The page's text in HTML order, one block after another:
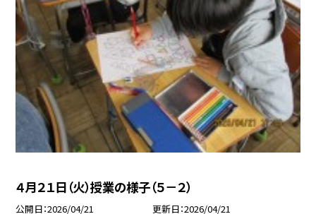
４月２１日（火）授業の様子（５－２）
公開日 2026/04/21 更新日 2026/04/21